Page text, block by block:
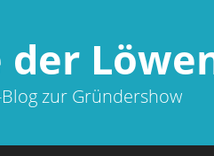
der
zur Gründershow